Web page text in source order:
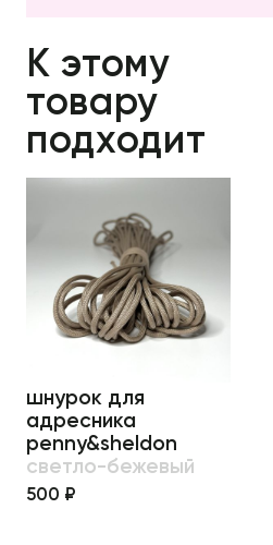
К этому
товару
подходит
шнурок для
адресника
penny&sheldon
светло-бежевый
500 ₽